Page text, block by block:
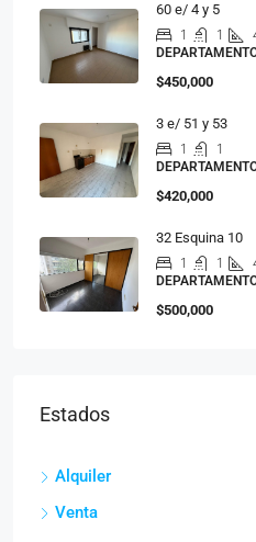
60 e/ 4 y 5
1 1
$450,000
3 e/ 51 y 53
1
1
$420,000
32 Esquina 10
1 1
$500,000
Estados
Alquiler
Venta